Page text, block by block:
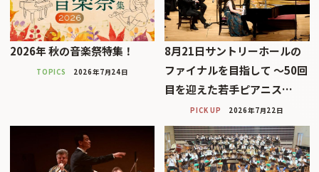
2026年 秋の音楽祭特集！
TOPICS 2026年7月24日
8月21日サントリーホールの
ファイナルを目指して 〜50回
目を迎えた若手ピアニス…
PICK UP 2026年7月22日